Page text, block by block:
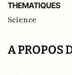
THEMATIQUES
Science
A PROPOS